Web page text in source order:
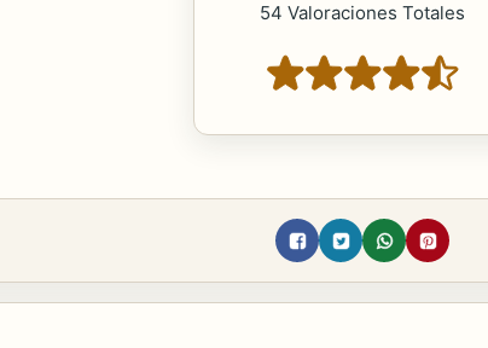
54 Valoraciones Totales